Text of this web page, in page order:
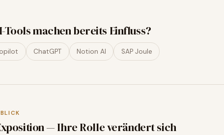
Tools machen bereits Einfluss?
ChatGPT Notion AI SAP Joule
— Ihre Rolle verändert sich